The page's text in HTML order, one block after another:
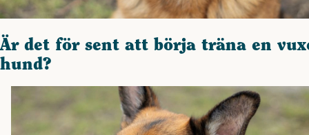
Är det för sent att börja träna en
hund?